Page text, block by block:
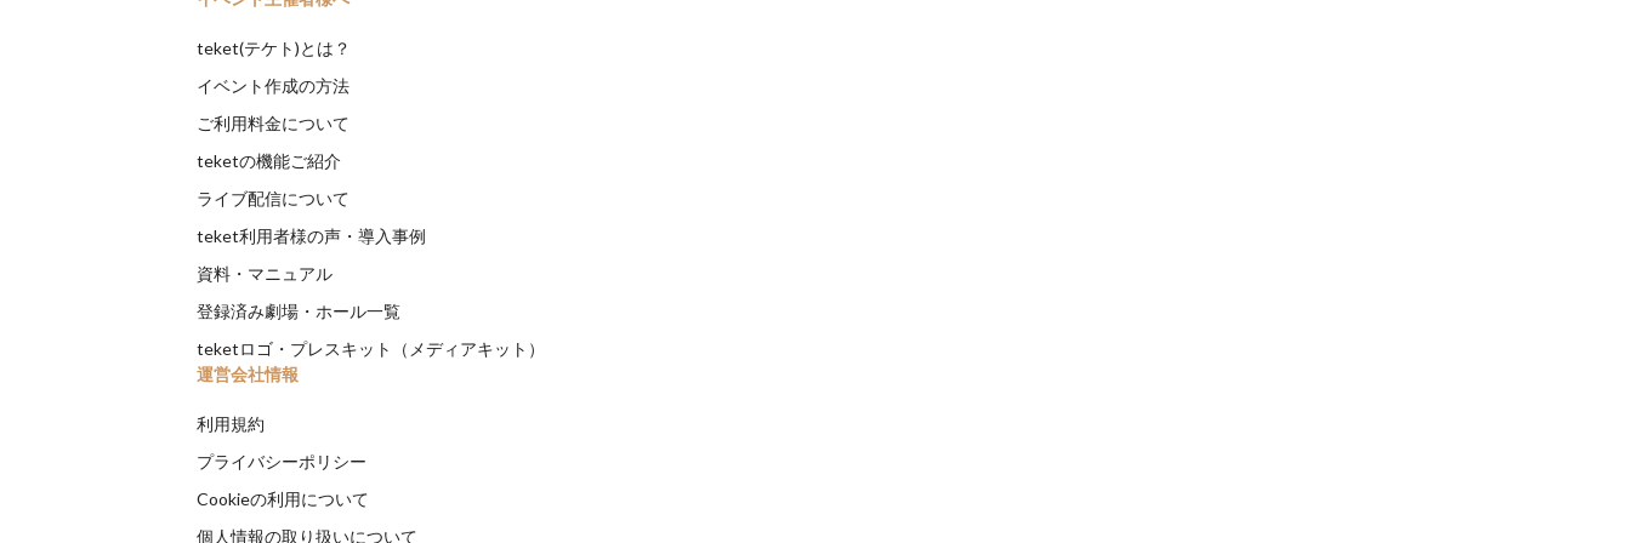
teket(テケト)とは？
イベント作成の方法
ご利用料金について
teketの機能ご紹介
ライブ配信について
teket利用者様の声・導入事例
資料・マニュアル
登録済み劇場・ホール一覧
teketロゴ・プレスキット（メディアキット）
運営会社情報
利用規約
プライバシーポリシー
Cookieの利用について
個人情報の取り扱いについて